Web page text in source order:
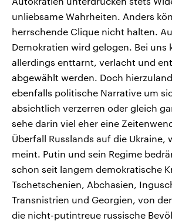
unliebsame Wahrheiten. Anders
herrschende Clique nicht halten.
Demokratien wird gelogen. Bei uns
allerdings enttarnt, verlacht und
abgewählt werden. Doch
ebenfalls politische Narrative um
absichtlich verzerren oder gleich
sehe darin viel eher eine
Überfall Russlands auf die Ukraine,
meint. Putin und sein Regime
schon seit langem demokratische
Tschetschenien, Abchasien,
Transnistrien und Georgien, von
die nicht-putintreue russische